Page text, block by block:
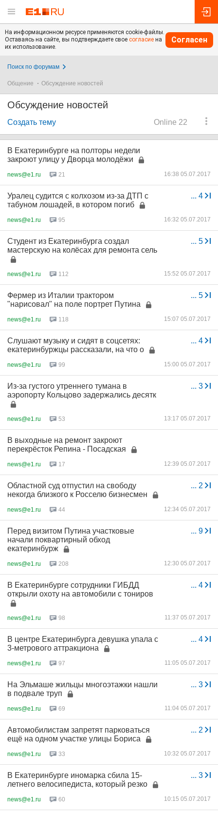
На информационном ресурсе применяются cookie-файлы.
Оставаясь на сайте, вы подтверждаете свое согласие на
их использование.
Согласен
Поиск по форумам
Общение Обсуждение новостей
Обсуждение новостей
Online 22
Создать тему
В Екатеринбурге на полторы недели
закроют улицу у Дворца молодёжи
news@e1.ru 21 16:38 05.07.2017
... 4
Уралец судится с колхозом из-за ДТП с
табуном лошадей, в котором погиб
news@e1.ru 95 16:32 05.07.2017
... 5
Студент из Екатеринбурга создал
мастерскую на колёсах для ремонта сель
news@e1.ru 112 15:52 05.07.2017
... 5
Фермер из Италии трактором
"нарисовал" на поле портрет Путина
news@e1.ru 118 15:07 05.07.2017
... 4
Слушают музыку и сидят в соцсетях:
екатеринбуржцы рассказали, на что о
news@e1.ru 99 15:00 05.07.2017
... 3
Из-за густого утреннего тумана в
аэропорту Кольцово задержались десятк
news@e1.ru 53 13:17 05.07.2017
В выходные на ремонт закроют
перекрёсток Репина - Посадская
news@e1.ru 17 12:39 05.07.2017
... 2
Областной суд отпустил на свободу
некогда близкого к Росселю бизнесмен
news@e1.ru 44 12:34 05.07.2017
... 9
Перед визитом Путина участковые
начали поквартирный обход
екатеринбурж
news@e1.ru 208 12:30 05.07.2017
... 4
В Екатеринбурге сотрудники ГИБДД
открыли охоту на автомобили с тониров
news@e1.ru 98 11:37 05.07.2017
... 4
В центре Екатеринбурга девушка упала с
3-метрового аттракциона
news@e1.ru 97 11:05 05.07.2017
... 3
На Эльмаше жильцы многоэтажки нашли
в подвале труп
news@e1.ru 69 11:04 05.07.2017
... 2
Автомобилистам запретят парковаться
ещё на одном участке улицы Бориса
news@e1.ru 33 10:32 05.07.2017
... 3
В Екатеринбурге иномарка сбила 15-
летнего велосипедиста, который резко
news@e1.ru 60 10:15 05.07.2017